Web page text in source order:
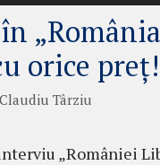
orice preţ!
Claudiu Târziu
„României